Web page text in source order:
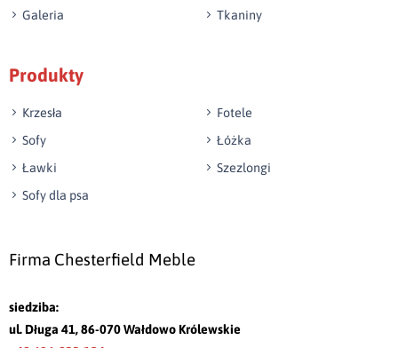
Galeria
Tkaniny
Produkty
Krzesła
Fotele
Sofy
Łóżka
Ławki
Szezlongi
Sofy dla psa
Firma Chesterfield Meble
siedziba:
ul. Długa 41, 86-070 Wałdowo Królewskie